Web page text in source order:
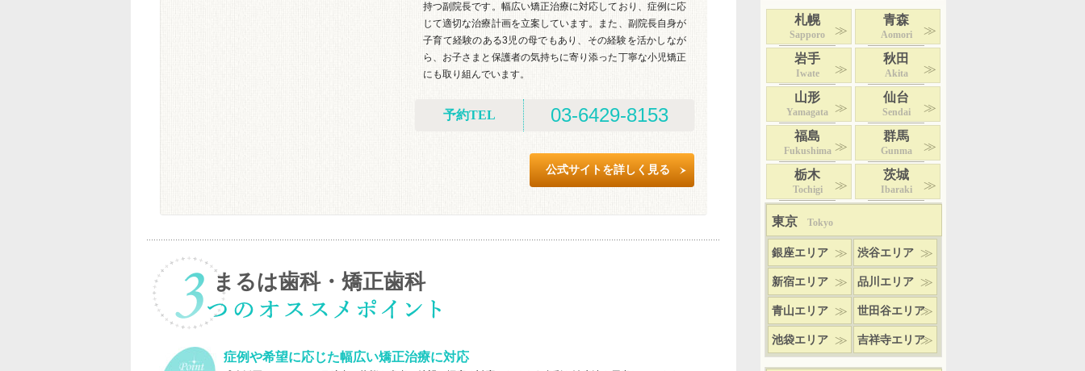
持つ副院長です。幅広い矯正治療に対応しており、症例に応
じて適切な治療計画を立案しています。また、副院長自身が
子育て経験のある3児の母でもあり、その経験を活かしなが
ら、お子さまと保護者の気持ちに寄り添った丁寧な小児矯正
にも取り組んでいます。
予約TEL 03-6429-8153
公式サイトを詳しく見る
まるは歯科・矯正歯科
症例や希望に応じた幅広い矯正治療に対応
札幌
Sapporo
青森
Aomori
岩手
Iwate
秋田
Akita
山形
Yamagata
仙台
Sendai
福島
Fukushima
群馬
Gunma
栃木
Tochigi
茨城
Ibaraki
東京 Tokyo
銀座エリア 渋谷エリア
新宿エリア 品川エリア
青山エリア 世田谷エリア
池袋エリア 吉祥寺エリア